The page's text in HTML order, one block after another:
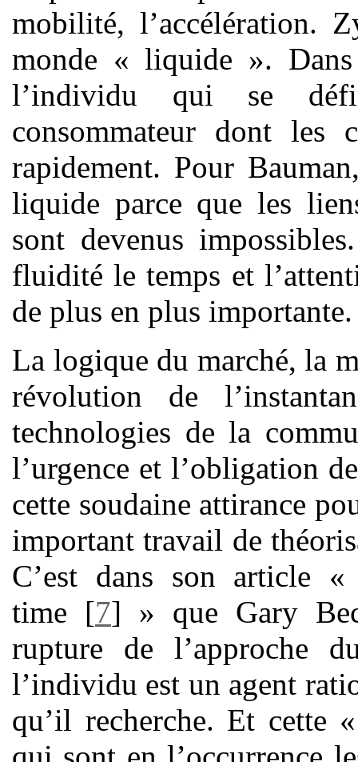
mobilité, l’accélération.
monde « liquide ».
l’individu qui se
consommateur dont les
rapidement. Pour
liquide parce que les
sont devenus
fluidité le temps et
de plus en plus importante.
La logique du marché, la
révolution de
technologies de la
l’urgence et l’obligation
cette soudaine attirance
important travail de
C’est dans son article
time [7] » que Gary
rupture de l’approche
l’individu est un agent
qu’il recherche. Et cette